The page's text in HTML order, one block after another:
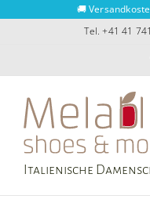
🚚
Tel. +41 41
Italienische